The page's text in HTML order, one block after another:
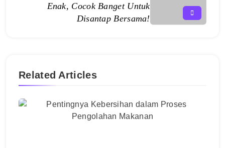
Enak, Cocok Banget Untuk
Disantap Bersama!
Related Articles